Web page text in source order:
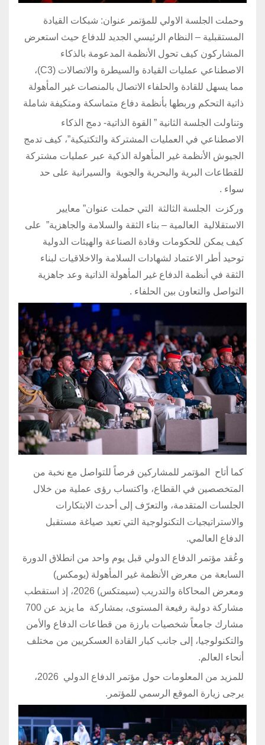
وحملت الجلسة الاولي للمؤتمر عنوان: شبكات القيادة
المستقبلية – النظام الرئيسي الجديد للدفاع حيث استعرض
المشاركون كيف تحول الأنظمة المدعومة بالذكاء
الاصطناعي عمليات القيادة والسيطرة والاتصالات (C3)،
مما يسهل للقادة والحلفاء الاتصال بالمنصات غير المأهولة
ذاتية التحكم وربطها بأنظمة دفاع متماسكة ومتكيفة شاملة
وتناولت الجلسة الثانية ” القوة الذاتية- دمج الذكاء
الاصطناعي في العمليات المشتركة والتكتيكية”، كيف تدمج
الجيوش الأنظمة غير المأهولة الذكية عبر عمليات مشتركة
للقطاعات البرية والبحرية والجوية والسيرانية على حد
سواء .
وركزت الجلسة الثالثة التي حملت عنوان” معايير
الاستقلالية العالمية – بناء الثقة والسلامة والجاهزية” على
كيف يمكن للحكومات وقادة الصناعة والهيئات الدولية
توحيد أطر الاعتماد لشهادات السلامة والاخلاقيات لبناء
الثقة في أنظمة الدفاع غير المأهولة الذاتية وعد جاهزية
التواصل والتعاون بين الحلفاء .
كما أتاح المؤتمر للمشاركين فرصاً للتواصل مع نخبة من
المتخصصين في القطاع، واكتساب رؤى عملية من خلال
الجلسات المتقدمة، والتعرّف إلى أحدث الابتكارات
والاستراتيجيات التكنولوجية التي تعيد صياغة مستقبل
الدفاع العالمي.
وعُقد مؤتمر الدفاع الدولي قبل يوم واحد من انطلاق الدورة
السابعة من معرض الأنظمة غير المأهولة (يومكس)
ومعرض المحاكاة والتدريب (سيمتكس) 2026، إذ استقطب
مشاركة دولية رفيعة المستوى، بمشاركة ما يزيد عن 700
مشارك جامعاً شخصيات بارزة من قطاعات الدفاع والأمن
والتكنولوجيا، إلى جانب كبار القادة العسكريين من مختلف
أنحاء العالم.
للمزيد من المعلومات حول مؤتمر الدفاع الدولي 2026،
يرجى زيارة الموقع الرسمي للمؤتمر.